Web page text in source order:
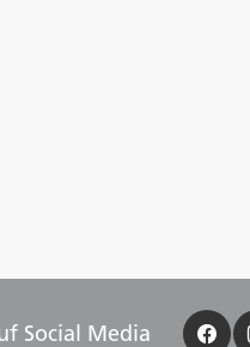
Social Media